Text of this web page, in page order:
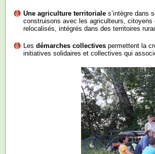
Une agriculture territoriale s’intègre dans
construisons avec les agriculteurs,
relocalisés, intégrés dans des territoires
Les démarches collectives permettent la
initiatives solidaires et collectives qui